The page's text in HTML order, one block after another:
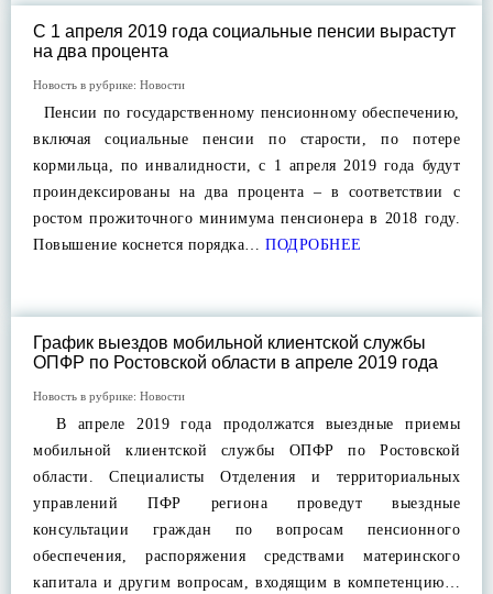
С 1 апреля 2019 года социальные пенсии вырастут
на два процента
Новость в рубрике: Новости
Пенсии по государственному пенсионному обеспечению,
включая социальные пенсии по старости, по потере
кормильца, по инвалидности, с 1 апреля 2019 года будут
проиндексированы на два процента – в соответствии с
ростом прожиточного минимума пенсионера в 2018 году.
Повышение коснется порядка… ПОДРОБНЕЕ
График выездов мобильной клиентской службы
ОПФР по Ростовской области в апреле 2019 года
Новость в рубрике: Новости
В апреле 2019 года продолжатся выездные приемы
мобильной клиентской службы ОПФР по Ростовской
области. Специалисты Отделения и территориальных
управлений ПФР региона проведут выездные
консультации граждан по вопросам пенсионного
обеспечения, распоряжения средствами материнского
капитала и другим вопросам, входящим в компетенцию…